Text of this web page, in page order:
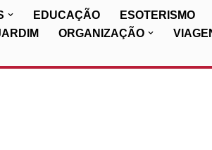
EDUCAÇÃO ESOTERISMO
ORGANIZAÇÃO